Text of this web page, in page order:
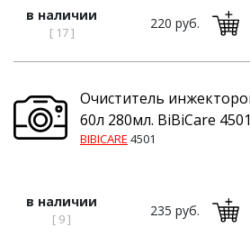
в наличии
[ 17 ]
220 руб.
Очиститель
60л 280мл. BiBiCare 4501
BIBICARE 4501
в наличии
[ 9 ]
235 руб.